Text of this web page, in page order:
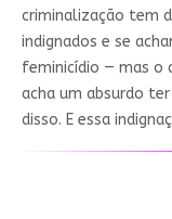
criminalização tem
indignados e se
feminicídio — mas o
acha um absurdo
disso. E essa